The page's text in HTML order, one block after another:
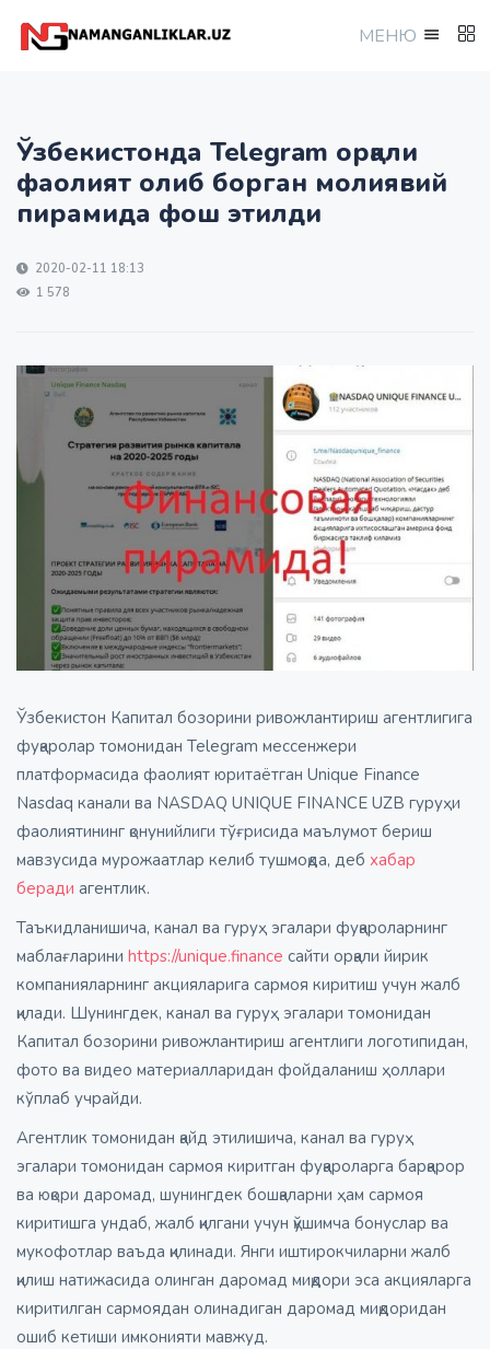
МEНЮ
Ўзбекистонда Telegram орқали
фаолият олиб борган молиявий
пирамида фош этилди
2020-02-11 18:13
1 578
Ўзбекистон Капитал бозорини ривожлантириш агентлигига
фуқаролар томонидан Telegram мессенжери
платформасида фаолият юритаётган Unique Finance
Nasdaq канали ва NASDAQ UNIQUE FINANCE UZB гуруҳи
фаолиятининг қонунийлиги тўғрисида маълумот бериш
мавзусида мурожаатлар келиб тушмоқда, деб хабар
беради агентлик.
Таъкидланишича, канал ва гуруҳ эгалари фуқароларнинг
маблағларини https://unique.finance сайти орқали йирик
компанияларнинг акцияларига сармоя киритиш учун жалб
қилади. Шунингдек, канал ва гуруҳ эгалари томонидан
Капитал бозорини ривожлантириш агентлиги логотипидан,
фото ва видео материалларидан фойдаланиш ҳоллари
кўплаб учрайди.
Агентлик томонидан қайд этилишича, канал ва гуруҳ
эгалари томонидан сармоя киритган фуқароларга барқарор
ва юқори даромад, шунингдек бошқаларни ҳам сармоя
киритишга ундаб, жалб қилгани учун қўшимча бонуслар ва
мукофотлар ваъда қилинади. Янги иштирокчиларни жалб
қилиш натижасида олинган даромад миқдори эса акцияларга
киритилган сармоядан олинадиган даромад миқдоридан
ошиб кетиши имконияти мавжуд.